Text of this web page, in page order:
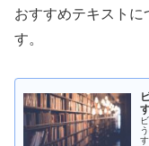
おすすめテキストに
す。
す